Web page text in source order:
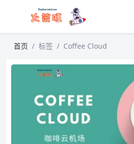
首页 标签 Coffee Cloud